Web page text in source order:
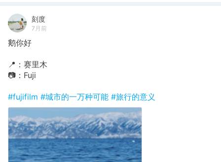
刻度
7月前
鹅你好
📍：赛里木
📷：Fuji
#fujifilm #城市的一万种可能 #旅行的意义